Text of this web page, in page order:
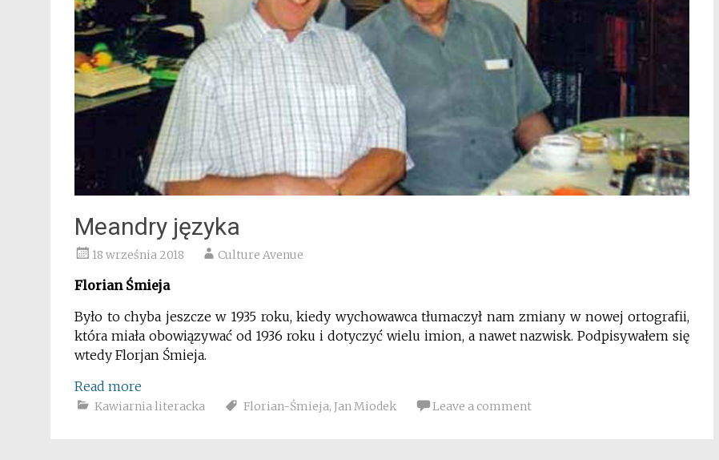
Meandry języka
18 września 2018 Culture Avenue
Florian Śmieja
Było to chyba jeszcze w 1935 roku, kiedy wychowawca tłumaczył nam zmiany w nowej ortografii,
która miała obowiązywać od 1936 roku i dotyczyć wielu imion, a nawet nazwisk. Podpisywałem się
wtedy Florjan Śmieja.
Read more
Kawiarnia literacka Florian-Śmieja, Jan Miodek Leave a comment